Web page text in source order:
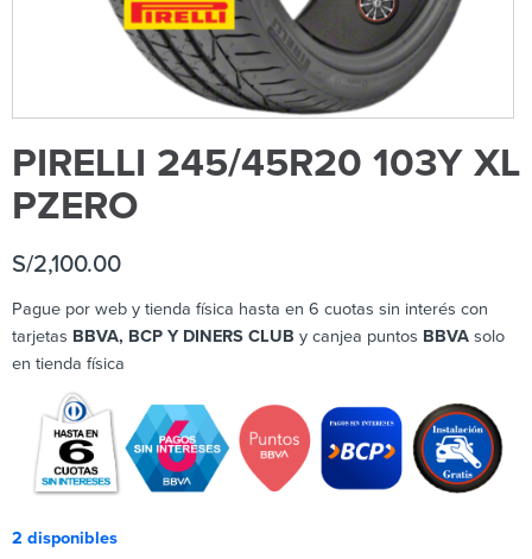
PIRELLI 245/45R20 103Y XL
PZERO
S/2,100.00
Pague por web y tienda física hasta en 6 cuotas sin interés con
tarjetas BBVA, BCP Y DINERS CLUB y canjea puntos BBVA solo
en tienda física
2 disponibles